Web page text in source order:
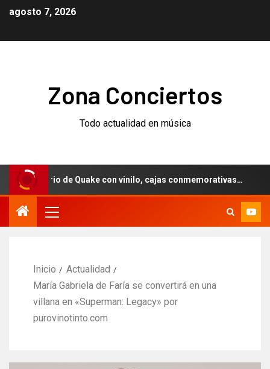
agosto 7, 2026
Zona Conciertos
Todo actualidad en música
de Quake con vinilo, cajas conmemorativas…
Inicio
Actualidad
María Gabriela de Faría se convertirá en una
villana en «Superman: Legacy» por
purovinotinto.com